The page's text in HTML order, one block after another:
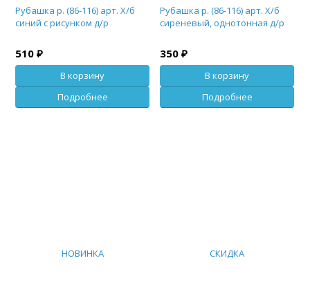
Рубашка р. (86-116) арт. Х/б
синий с рисунком д/р
510 ₽
В корзину
Подробнее
Рубашка р. (86-116) арт. Х/б
сиреневый, однотонная д/р
350 ₽
В корзину
Подробнее
НОВИНКА СКИДКА